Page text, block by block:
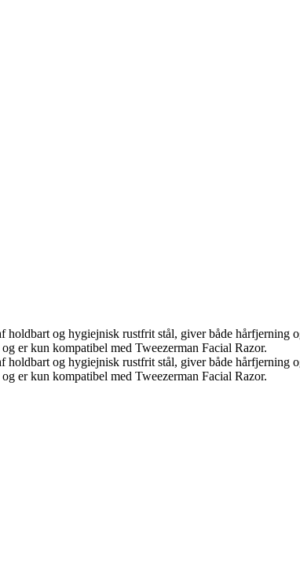
holdbart og hygiejnisk rustfrit stål, giver både hårfjerning
er kun kompatibel med Tweezerman Facial Razor.
holdbart og hygiejnisk rustfrit stål, giver både hårfjerning
er kun kompatibel med Tweezerman Facial Razor.